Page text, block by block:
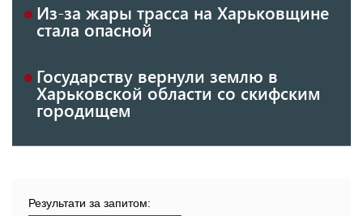
Из-за жары трасса на Харьковщине
стала опасной
Государству вернули землю в
Харьковской области со скифским
городищем
Результати за запитом: